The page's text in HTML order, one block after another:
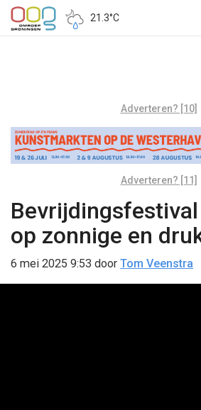
21.3°C
Adverteren? [10]
Adverteren? [11]
op zonnige en
6 mei 2025 9:53 door Tom Veenstra